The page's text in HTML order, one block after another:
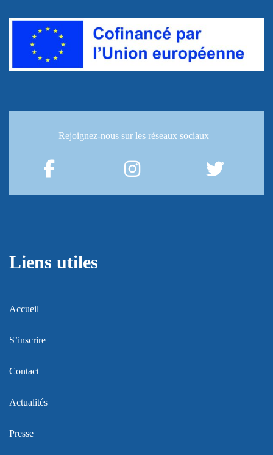
Rejoignez-nous sur les réseaux sociaux
Liens utiles
Accueil
S’inscrire
Contact
Actualités
Presse